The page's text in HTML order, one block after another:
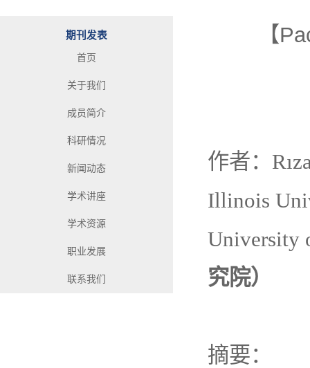
期刊发表
首页
关于我们
成员简介
科研情况
新闻动态
学术讲座
学术资源
职业发展
联系我们
【
作者：
Illinois
University
究院）
摘要：